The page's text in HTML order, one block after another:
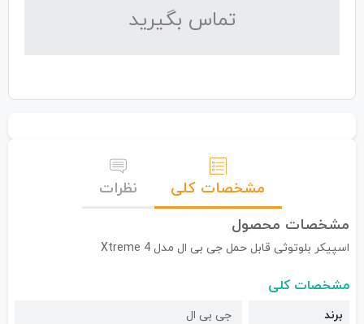
تماس بگیرید
مشخصات کلی
نظرات
مشخصات محصول
اسپیکر بلوتوثی قابل حمل جی بی ال مدل Xtreme 4
مشخصات کلی
برند جی بی ال